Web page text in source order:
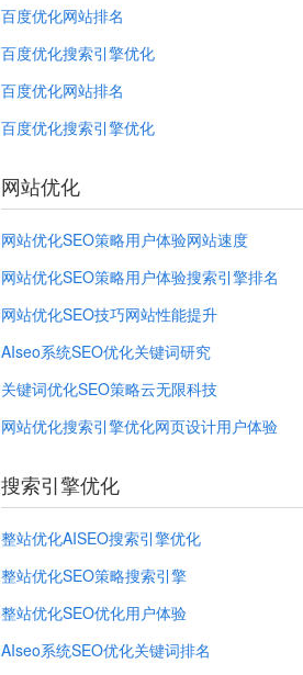
百度优化网站排名
百度优化搜索引擎优化
百度优化网站排名
百度优化搜索引擎优化
网站优化
网站优化SEO策略用户体验网站速度
网站优化SEO策略用户体验搜索引擎排名
网站优化SEO技巧网站性能提升
AIseo系统SEO优化关键词研究
关键词优化SEO策略云无限科技
网站优化搜索引擎优化网页设计用户体验
搜索引擎优化
整站优化AISEO搜索引擎优化
整站优化SEO策略搜索引擎
整站优化SEO优化用户体验
AIseo系统SEO优化关键词排名